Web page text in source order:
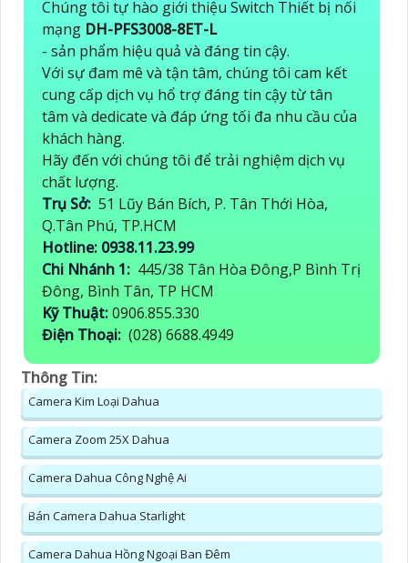
Chúng tôi tự hào giới thiệu Switch Thiết bị nối
mạng DH-PFS3008-8ET-L
- sản phẩm hiệu quả và đáng tin cậy.
Với sự đam mê và tận tâm, chúng tôi cam kết
cung cấp dịch vụ hổ trợ đáng tin cậy từ tân
tâm và dedicate và đáp ứng tối đa nhu cầu của
khách hàng.
Hãy đến với chúng tôi để trải nghiệm dịch vụ
chất lượng.
Trụ Sở: 51 Lũy Bán Bích, P. Tân Thới Hòa,
Q.Tân Phú, TP.HCM
Hotline: 0938.11.23.99
Chi Nhánh 1: 445/38 Tân Hòa Đông,P Bình Trị
Đông, Bình Tân, TP HCM
Kỹ Thuật:0906.855.330
Điện Thoại: (028) 6688.4949
Thông Tin:
Camera Kim Loại Dahua
Camera Zoom 25X Dahua
Camera Dahua Công Nghệ Ai
Bán Camera Dahua Starlight
Camera Dahua Hồng Ngoại Ban Đêm